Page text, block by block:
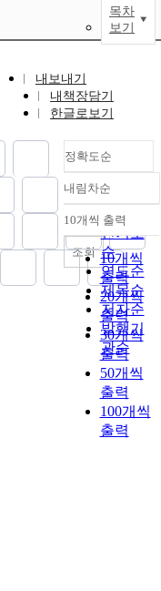
목차
보기
내보내기
내책장담기
한글로보기
정확도순
정확도
순
인기도
순
연도순
제목순
저자순
발행기
관순
내림차순
내림차순
10개씩 출력
10개씩
출력
20개씩
출력
30개씩
출력
50개씩
출력
100개씩
출력
조회